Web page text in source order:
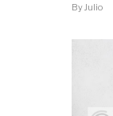
ByJulio